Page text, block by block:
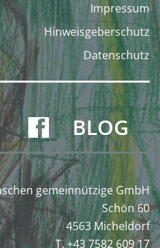
Impressum
Hinweisgeberschutz
Datenschutz
BLOG
gemeinnützige GmbH
Schön 60
4563 Micheldorf
T. +43 7582 609 17